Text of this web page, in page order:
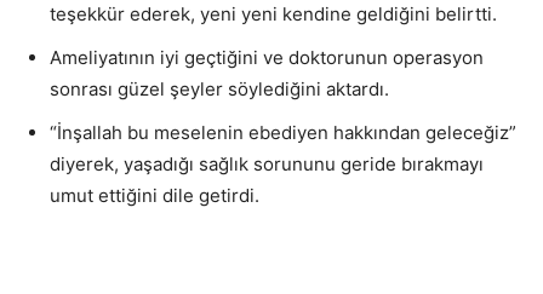
teşekkür ederek, yeni yeni kendine geldiğini belirtti.
Ameliyatının iyi geçtiğini ve doktorunun operasyon
sonrası güzel şeyler söylediğini aktardı.
“İnşallah bu meselenin ebediyen hakkından geleceğiz”
diyerek, yaşadığı sağlık sorununu geride bırakmayı
umut ettiğini dile getirdi.